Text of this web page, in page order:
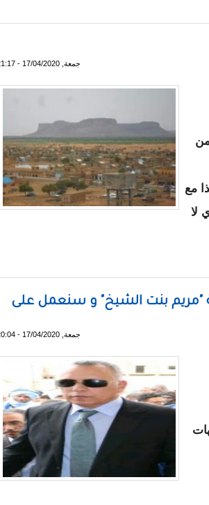
جمعة, 17/04/2020 - 21:17
من
مع
لا
"مريم بنت الشيخ" و سنعمل على
جمعة, 17/04/2020 - 20:04